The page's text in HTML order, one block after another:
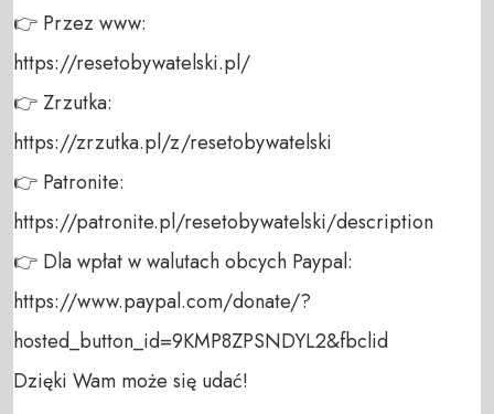
👉 Przez www:
https://resetobywatelski.pl/
👉 Zrzutka:
https://zrzutka.pl/z/resetobywatelski
👉 Patronite:
https://patronite.pl/resetobywatelski/description
👉 Dla wpłat w walutach obcych Paypal:
https://www.paypal.com/donate/?
hosted_button_id=9KMP8ZPSNDYL2&fbclid
Dzięki Wam może się udać!